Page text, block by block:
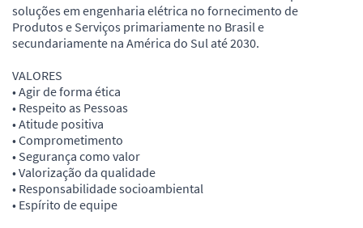
soluções em engenharia elétrica no fornecimento de
Produtos e Serviços primariamente no Brasil e
secundariamente na América do Sul até 2030.
VALORES
• Agir de forma ética
• Respeito as Pessoas
• Atitude positiva
• Comprometimento
• Segurança como valor
• Valorização da qualidade
• Responsabilidade socioambiental
• Espírito de equipe